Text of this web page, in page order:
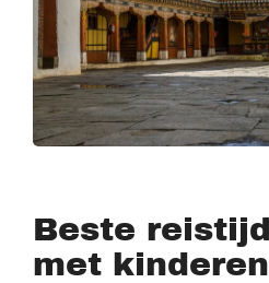
Beste
met kinderen